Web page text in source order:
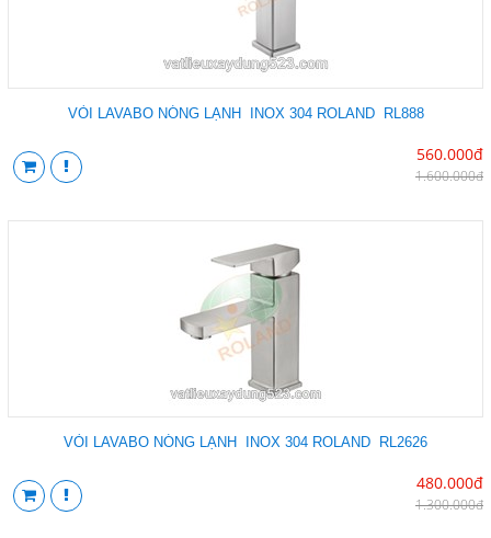
VÒI LAVABO NÓNG LẠNH INOX 304 ROLAND RL888
560.000đ
1.600.000đ
VÒI LAVABO NÓNG LẠNH INOX 304 ROLAND RL2626
480.000đ
1.300.000đ